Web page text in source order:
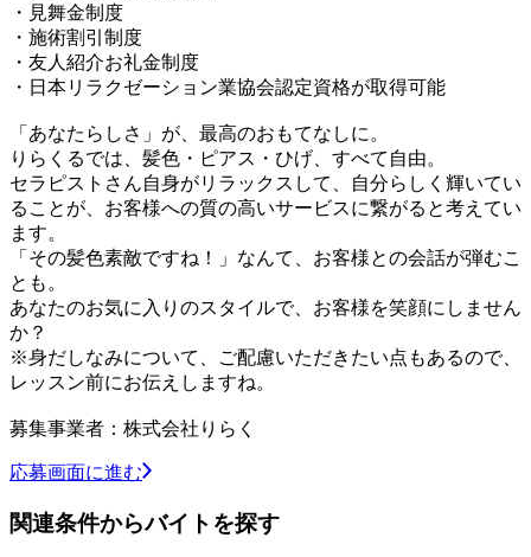
・見舞金制度
・施術割引制度
・友人紹介お礼金制度
・日本リラクゼーション業協会認定資格が取得可能
「あなたらしさ」が、最高のおもてなしに。
りらくるでは、髪色・ピアス・ひげ、すべて自由。
セラピストさん自身がリラックスして、自分らしく輝いてい
ることが、お客様への質の高いサービスに繋がると考えてい
ます。
「その髪色素敵ですね！」なんて、お客様との会話が弾むこ
とも。
あなたのお気に入りのスタイルで、お客様を笑顔にしません
か？
※身だしなみについて、ご配慮いただきたい点もあるので、
レッスン前にお伝えしますね。
募集事業者：株式会社りらく
応募画面に進む
関連条件からバイトを探す